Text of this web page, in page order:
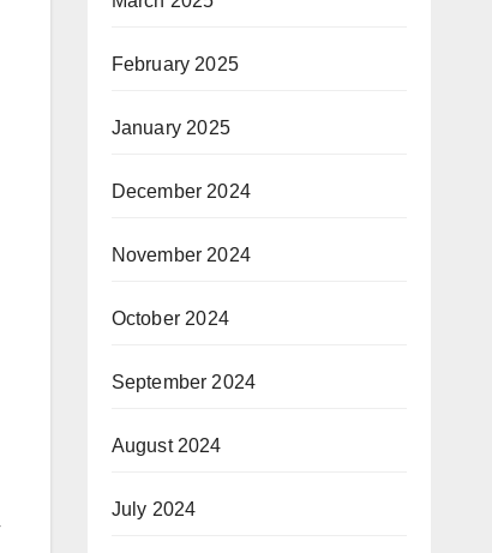
February 2025
January 2025
December 2024
November 2024
October 2024
September 2024
August 2024
July 2024